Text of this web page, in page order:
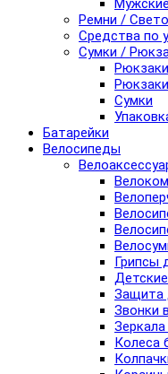
Ремни /
Средства по
Сумки /
Сумки
Батарейки
Велосипеды
Грипсы
Защита
Звонки
Колеса